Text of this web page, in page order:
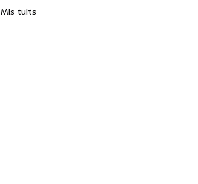
Mis tuits